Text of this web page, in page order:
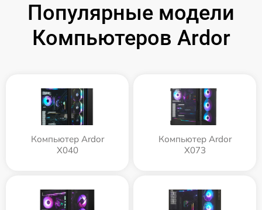
Популярные модели
Компьютеров Ardor
Компьютер Ardor
X040
Компьютер Ardor
X073